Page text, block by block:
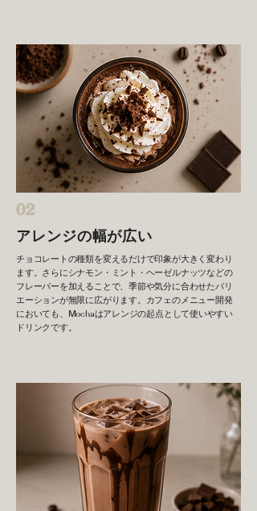
02
アレンジの幅が広い
チョコレートの種類を変えるだけで印象が大きく変わり
ます。さらにシナモン・ミント・ヘーゼルナッツなどの
フレーバーを加えることで、季節や気分に合わせたバリ
エーションが無限に広がります。カフェのメニュー開発
においても、Mochaはアレンジの起点として使いやすい
ドリンクです。